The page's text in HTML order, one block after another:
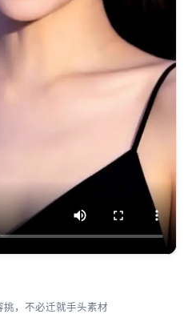
，不必迁就手头素材